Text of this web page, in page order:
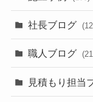
社長ブログ
職人ブログ
見積もり担当